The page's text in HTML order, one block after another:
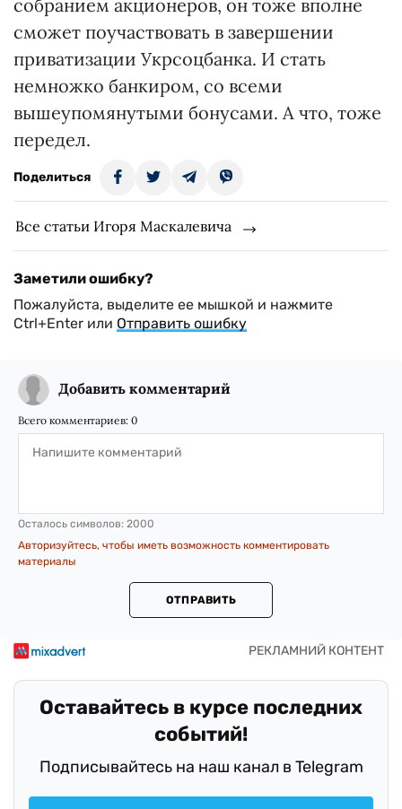
собранием акционеров, он тоже вполне
сможет поучаствовать в завершении
приватизации Укрсоцбанка. И стать
немножко банкиром, со всеми
вышеупомянутыми бонусами. А что, тоже
передел.
Поделиться
Все статьи Игоря Маскалевича
Заметили ошибку?
Пожалуйста, выделите ее мышкой и нажмите
Ctrl+Enter или Отправить ошибку
Добавить комментарий
Всего комментариев: 0
Осталось символов: 2000
Авторизуйтесь, чтобы иметь возможность комментировать
материалы
ОТПРАВИТЬ
Оставайтесь в курсе последних
событий!
Подписывайтесь на наш канал в Telegram